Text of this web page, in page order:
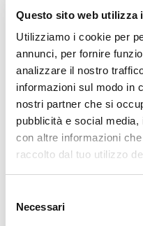
Questo sito web utilizza
Utilizziamo i cookie per
annunci, per fornire
analizzare il nostro
informazioni sul modo in
nostri partner che si
pubblicità e social
con altre informazioni
raccolto dal tuo utilizzo
delNecessari
Durante la fase di apnea cerca
“spalmare” la colonna
Ripeti 3 o 4 respiri, recupera
ESERCIZIO 2